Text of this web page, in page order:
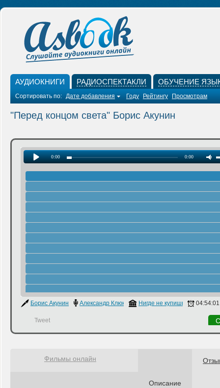
АУДИОКНИГИ РАДИОСПЕКТАКЛИ ОБУЧЕНИЕ
Сортировать по: Дате добавления Году Рейтингу Просмотрам
"Перед концом света" Борис Акунин
0:00 0:00
Борис Акунин Александр Клюквин Нигде не купишь 04:54:01
Tweet
Описание
Фильмы онлайн